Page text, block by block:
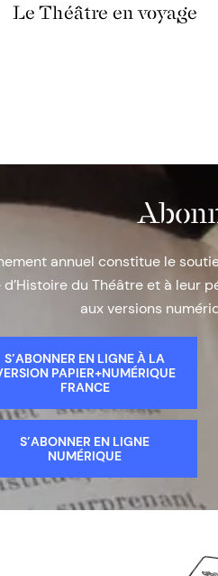
Le Théâtre en voyage
annuel constitue le
d’Histoire du Théâtre et à leur
aux versions
S’ABONNER EN LIGNE À LA
PAPIER+NUMÉRIQUE
FRANCE
S’ABONNER EN LIGNE
NUMÉRIQUE